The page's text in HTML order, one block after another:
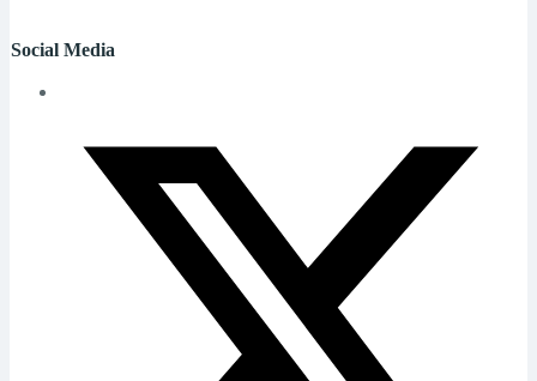
Social Media